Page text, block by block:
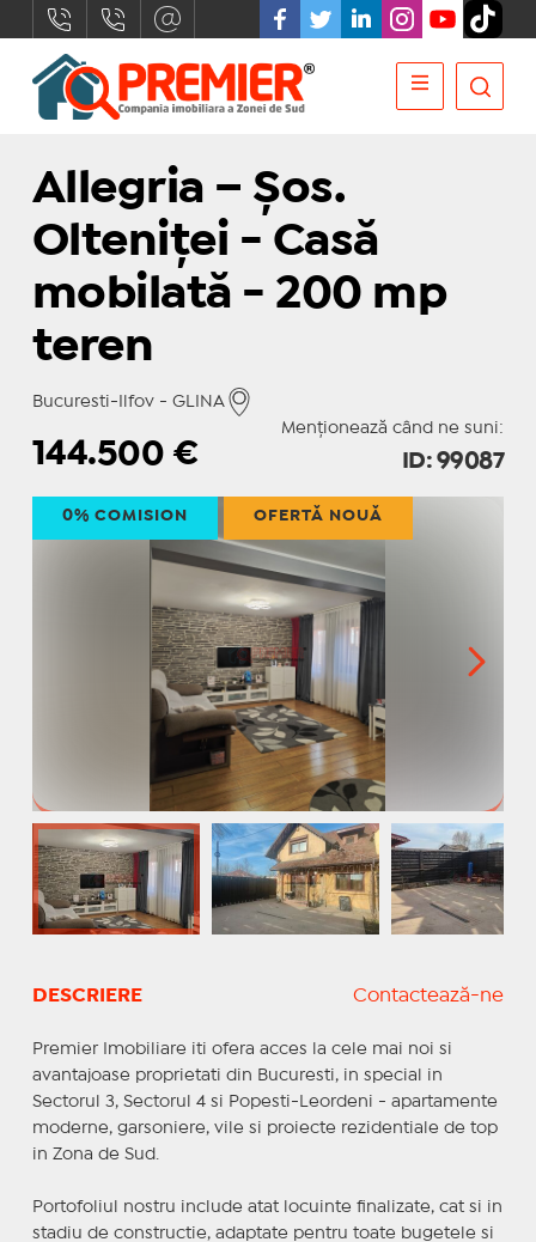
Allegria – Șos.
Olteniței - Casă
mobilată - 200 mp
teren
Bucuresti-Ilfov - GLINA
Menționează când ne suni:
144.500 € ID: 99087
0% COMISION OFERTĂ NOUĂ
DESCRIERE Contactează-ne
Premier Imobiliare iti ofera acces la cele mai noi si
avantajoase proprietati din Bucuresti, in special in
Sectorul 3, Sectorul 4 si Popesti-Leordeni - apartamente
moderne, garsoniere, vile si proiecte rezidentiale de top
in Zona de Sud.
Portofoliul nostru include atat locuinte finalizate, cat si in
stadiu de constructie, adaptate pentru toate bugetele si